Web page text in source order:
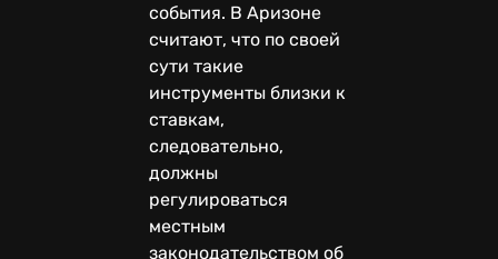
события. В Аризоне
считают, что по своей
сути такие
инструменты близки к
ставкам,
следовательно,
должны
регулироваться
местным
законодательством об